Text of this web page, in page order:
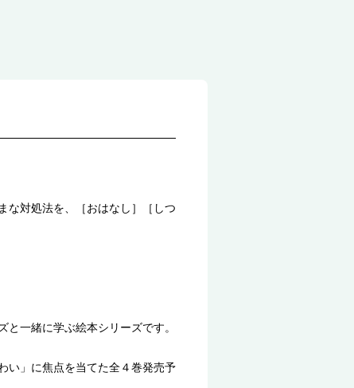
な対処法を、［おはなし］［しつ
一緒に学ぶ絵本シリーズです。
い」に焦点を当てた全４巻発売予